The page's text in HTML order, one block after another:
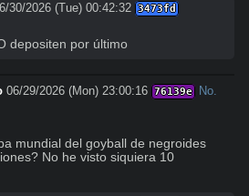
30/2026 (Tue) 00:42:32 3473fd
depositen por último
06/29/2026 (Mon) 23:00:16 76139e
No.
mundial del goyball de negroides
No he visto siquiera 10